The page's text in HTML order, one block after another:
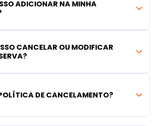
ADICIONAR NA MINHA
CANCELAR OU MODIFICAR
DE CANCELAMENTO?